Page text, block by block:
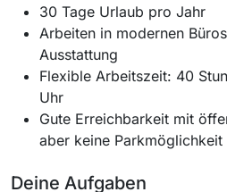
30 Tage Urlaub pro Jahr
Arbeiten in modernen
Ausstattung
Flexible Arbeitszeit: 40
Uhr
Gute Erreichbarkeit mit
aber keine Parkmöglichkeit
Deine Aufgaben